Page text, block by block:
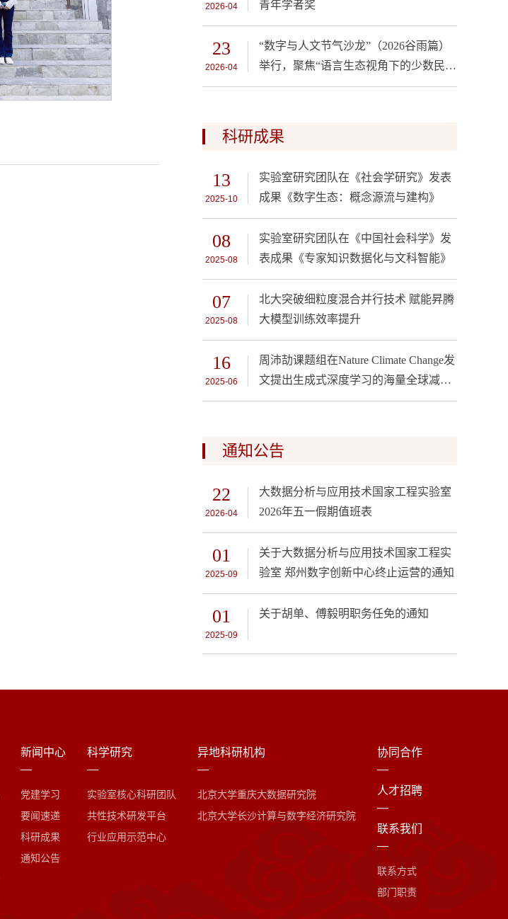
2026-04
青年学者奖
23
2026-04
“数字与人文节气沙龙”（2026谷雨篇）
举行，聚焦“语言生态视角下的少数民族
语言数据库建设”
科研成果
13
2025-10
实验室研究团队在《社会学研究》发表
成果《数字生态：概念源流与建构》
08
2025-08
实验室研究团队在《中国社会科学》发
表成果《专家知识数据化与文科智能》
07
2025-08
北大突破细粒度混合并行技术 赋能昇腾
大模型训练效率提升
16
2025-06
周沛劼课题组在Nature Climate Change发
文提出生成式深度学习的海量全球减排
情景生成方法
通知公告
22
2026-04
大数据分析与应用技术国家工程实验室
2026年五一假期值班表
01
2025-09
关于大数据分析与应用技术国家工程实
验室 郑州数字创新中心终止运营的通知
01
2025-09
关于胡单、傅毅明职务任免的通知
新闻中心
党建学习
要闻速递
科研成果
通知公告
科学研究
实验室核心科研团队
共性技术研发平台
行业应用示范中心
异地科研机构
北京大学重庆大数据研究院
北京大学长沙计算与数字经济研究院
协同合作
人才招聘
联系我们
联系方式
部门职责